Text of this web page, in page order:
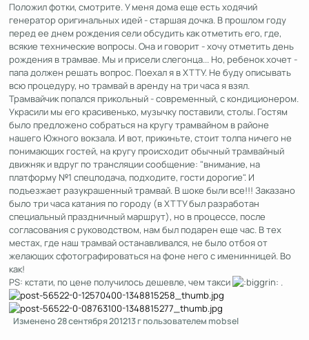
Положил фотки, смотрите. У меня дома еще есть ходячий
генератор оригинальных идей - старшая дочка. В прошлом году
перед ее днем рождения сели обсудить как отметить его, где,
всякие технические вопросы. Она и говорит - хочу отметить день
рождения в трамвае. Мы и присели слегонца... Но, ребенок хочет -
папа должен решать вопрос. Поехал я в ХТТУ. Не буду описывать
всю процедуру, но трамвай в аренду на три часа я взял.
Трамвайчик попался прикольный - современный, с кондиционером.
Украсили мы его красивенько, музычку поставили, столы. Гостям
было предложено собраться на кругу трамвайном в районе
нашего Южного вокзала. И вот, прикиньте, стоит толпа ничего не
понимающих гостей, на кругу происходит обычный трамвайный
движняк и вдруг по трансляции сообщение: "внимание, на
платформу №1 спецподача, подходите, гости дорогие". И
подъезжает разукрашенный трамвай. В шоке были все!!! Заказано
было три часа катания по городу (в ХТТУ был разработан
специальный праздничный маршрут), но в процессе, после
согласования с руководством, нам был подарен еще час. В тех
местах, где наш трамвай останавливался, не было отбоя от
желающих сфотографироваться на фоне него с именинницей. Во
как!
PS: кстати, по цене получилось дешевле, чем такси
.
Изменено28 сентября 201213 гпользователем mobsel